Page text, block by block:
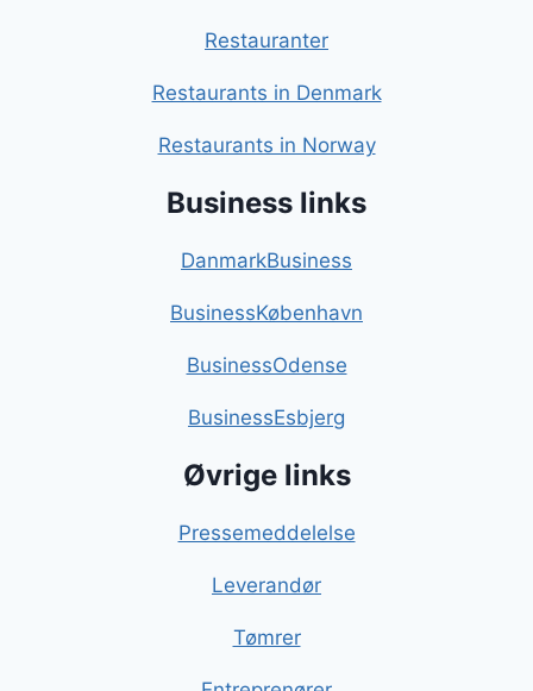
Restauranter
Restaurants in Denmark
Restaurants in Norway
Business links
DanmarkBusiness
BusinessKøbenhavn
BusinessOdense
BusinessEsbjerg
Øvrige links
Pressemeddelelse
Leverandør
Tømrer